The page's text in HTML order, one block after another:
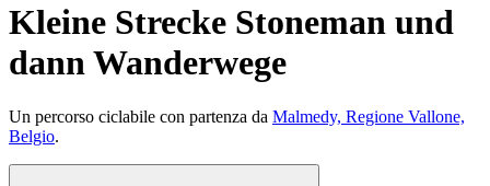
Kleine Strecke Stoneman und
dann Wanderwege
Un percorso ciclabile con partenza da Malmedy, Regione Vallone,
Belgio.